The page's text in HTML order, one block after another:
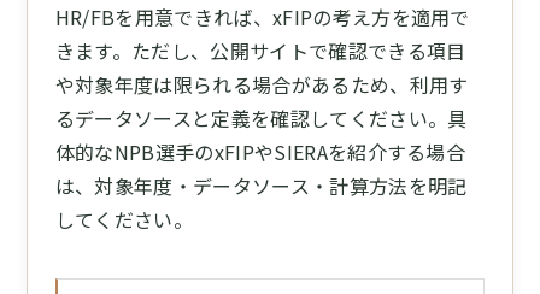
HR/FBを用意できれば、xFIPの考え方を適用で
きます。ただし、公開サイトで確認できる項目
や対象年度は限られる場合があるため、利用す
るデータソースと定義を確認してください。具
体的なNPB選手のxFIPやSIERAを紹介する場合
は、対象年度・データソース・計算方法を明記
してください。